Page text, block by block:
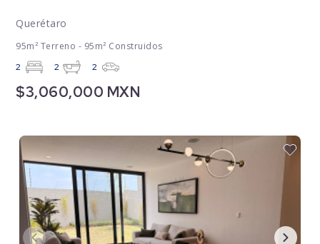
Querétaro
95m² Terreno - 95m² Construidos
2 2 2
$3,060,000 MXN